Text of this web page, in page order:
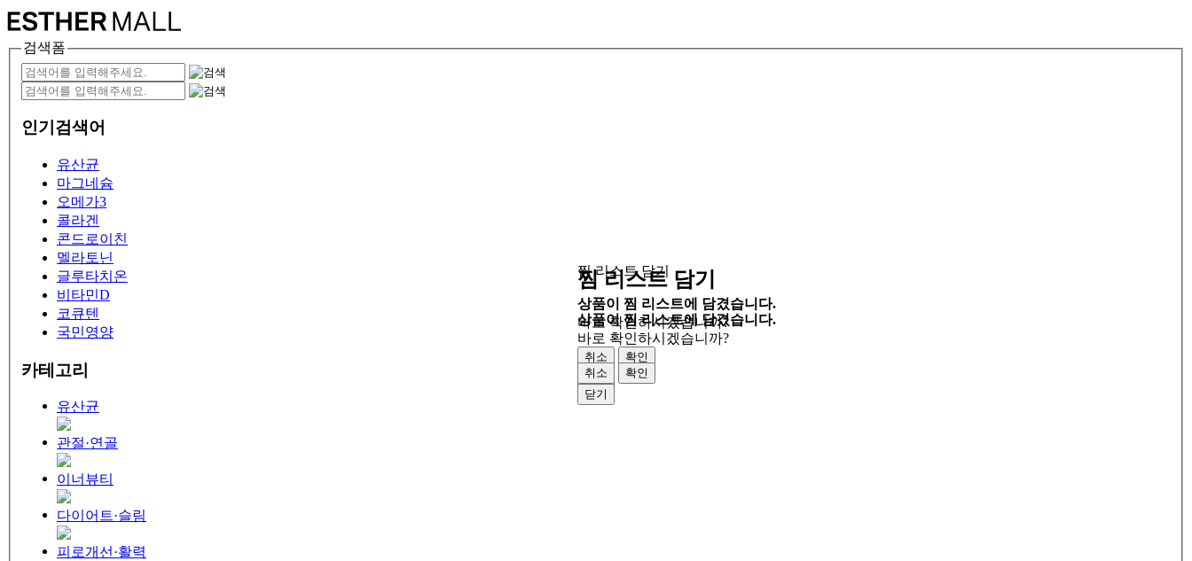
검색폼
인기검색어
유산균
마그네슘
오메가3
콜라겐
콘드로이친
멜라토닌
글루타치온
비타민D
코큐텐
국민영양
카테고리
유산균
관절·연골
이너뷰티
다이어트·슬림
피로개선·활력
찜 리스트 담기
상품이 찜 리스트에 담겼습니다.
바로 확인하시겠습니까?
취소
확인
닫기
찜 리스트 담기
상품이 찜 리스트에 담겼습니다.
바로 확인하시겠습니까?
취소
확인
닫기